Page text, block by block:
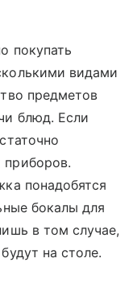
покупать
видами
предметов
блюд. Если
понадобятся
бокалы для
в том случае,
на столе.